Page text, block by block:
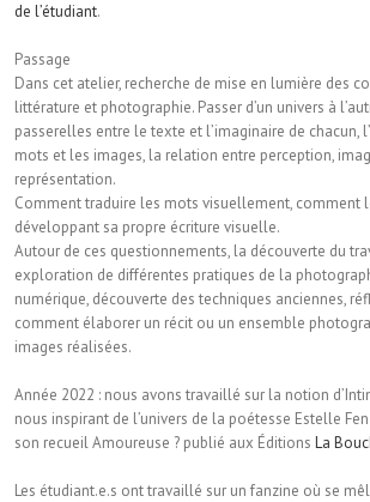
de l’étudiant.
Passage
Dans cet atelier, recherche de mise en lumière des
littérature et photographie. Passer d’un univers à
passerelles entre le texte et l’imaginaire de chacun,
mots et les images, la relation entre perception,
représentation.
Comment traduire les mots visuellement, comment
développant sa propre écriture visuelle.
Autour de ces questionnements, la découverte du
exploration de différentes pratiques de la
numérique, découverte des techniques anciennes,
comment élaborer un récit ou un ensemble
images réalisées.
Année 2022 : nous avons travaillé sur la notion
nous inspirant de l’univers de la poétesse Estelle
son recueil Amoureuse ? publié aux Éditions La
Les étudiant.e.s ont travaillé sur un fanzine où se